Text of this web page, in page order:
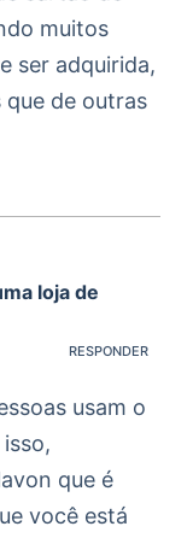
muitos
ser adquirida,
que de outras
loja de
RESPONDER
usam o
que é
você está